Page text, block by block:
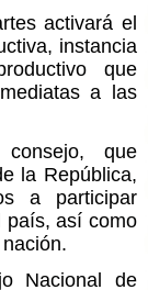
activará el
instancia
que
a las
que
la República,
a participar
país, así como
Nacional de